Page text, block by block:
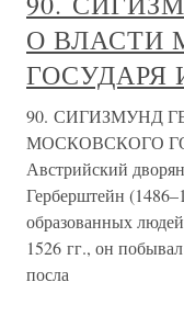
О ВЛАСТИ
ГОСУДАРЯ
90. СИГИЗМУНД
МОСКОВСКОГО
Австрийский
Герберштейн
образованных
1526 гг., он
посла